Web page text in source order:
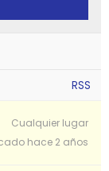
RSS
Cualquier lugar
hace 2 años